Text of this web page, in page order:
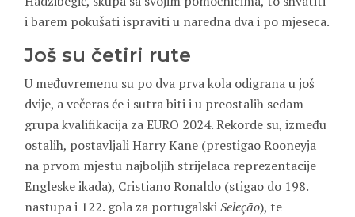
i barem pokušati ispraviti u naredna dva i po mjeseca.
Još su četiri rute
U međuvremenu su po dva prva kola odigrana u još
dvije, a večeras će i sutra biti i u preostalih sedam
grupa kvalifikacija za EURO 2024. Rekorde su, između
ostalih, postavljali Harry Kane (prestigao Rooneyja
na prvom mjestu najboljih strijelaca reprezentacije
Engleske ikada), Cristiano Ronaldo (stigao do 198.
nastupa i 122. gola za portugalskiSeleção), te